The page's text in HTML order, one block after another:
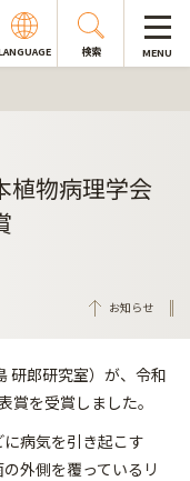
検索 MENU
植物病理学会
お知らせ
研郎研究室）が、令和
賞を受賞しました。
病気を引き起こす
外側を覆っているリ